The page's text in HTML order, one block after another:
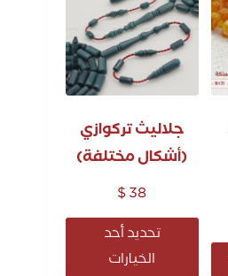
جلاليث تركوازي
(أشكال مختلفة)
$38
تحديد أحد
الخيارات